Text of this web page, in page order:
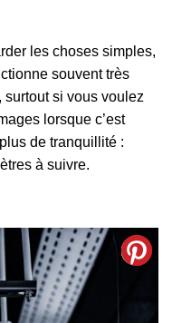
les choses simples,
souvent très
surtout si vous voulez
lorsque c’est
de tranquillité :
à suivre.